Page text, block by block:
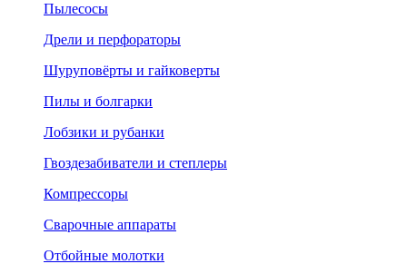
Пылесосы
Дрели и перфораторы
Шуруповёрты и гайковерты
Пилы и болгарки
Лобзики и рубанки
Гвоздезабиватели и степлеры
Компрессоры
Сварочные аппараты
Отбойные молотки